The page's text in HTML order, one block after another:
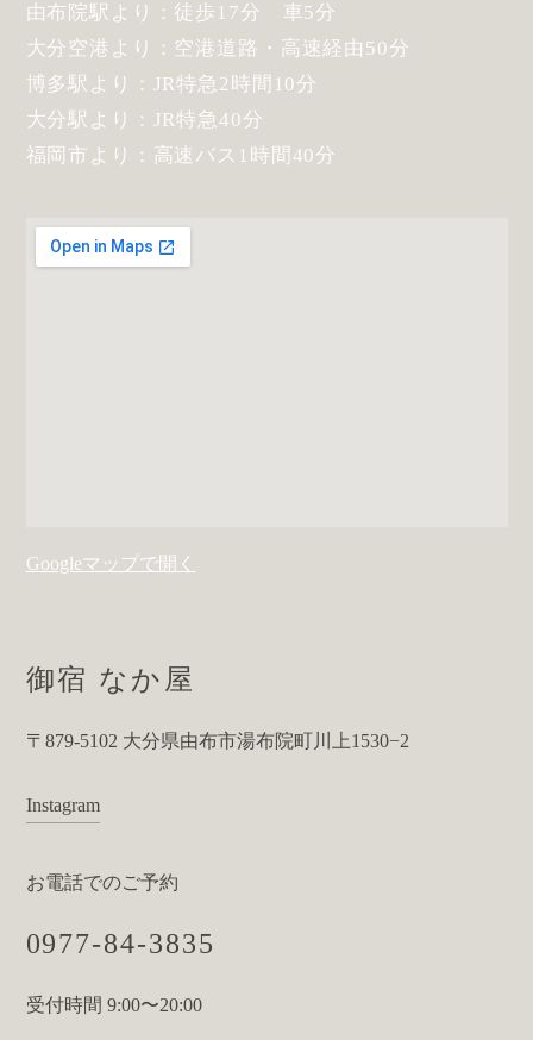
由布院駅より：徒歩17分 車5分
大分空港より：空港道路・高速経由50分
博多駅より：JR特急2時間10分
大分駅より：JR特急40分
福岡市より：高速バス1時間40分
Googleマップで開く
御宿 なか屋
〒879-5102 大分県由布市湯布院町川上1530−2
Instagram
お電話でのご予約
0977-84-3835
受付時間 9:00〜20:00